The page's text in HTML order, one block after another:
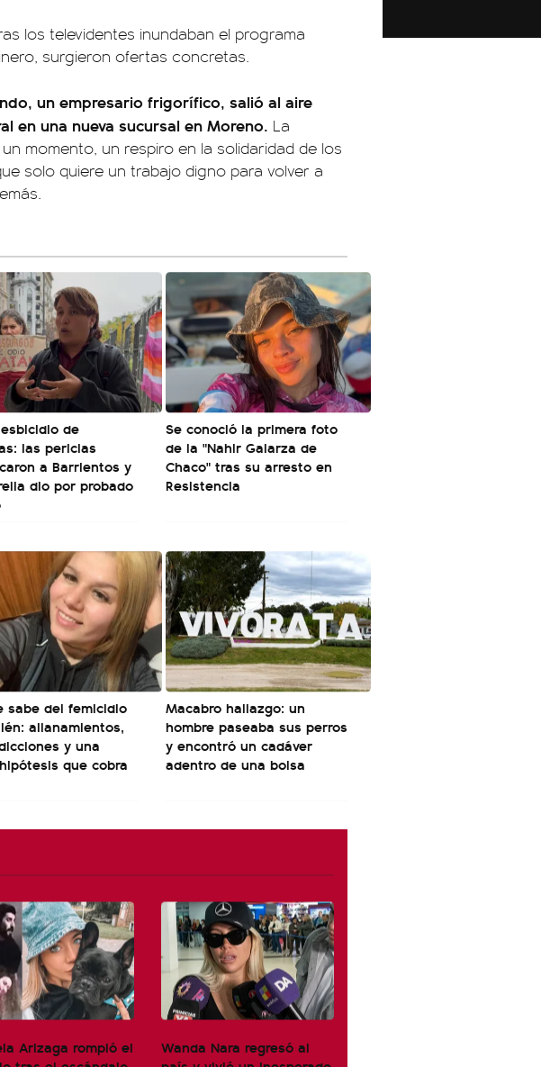
los televidentes inundaban el programa
surgieron ofertas concretas.
un empresario frigorífico, salió al aire
en una nueva sucursal en Moreno. La
momento, un respiro en la solidaridad de los
solo quiere un trabajo digno para volver a
de
las pericias
a Barrientos y
dio por probado
Se conoció la primera foto
de la "Nahir Galarza de
Chaco" tras su arresto en
Resistencia
sabe del femicidio
allanamientos,
y una
que cobra
Macabro hallazgo: un
hombre paseaba sus perros
y encontró un cadáver
adentro de una bolsa
Arizaga rompió el
Wanda Nara regresó al
y pedir. 🎙️